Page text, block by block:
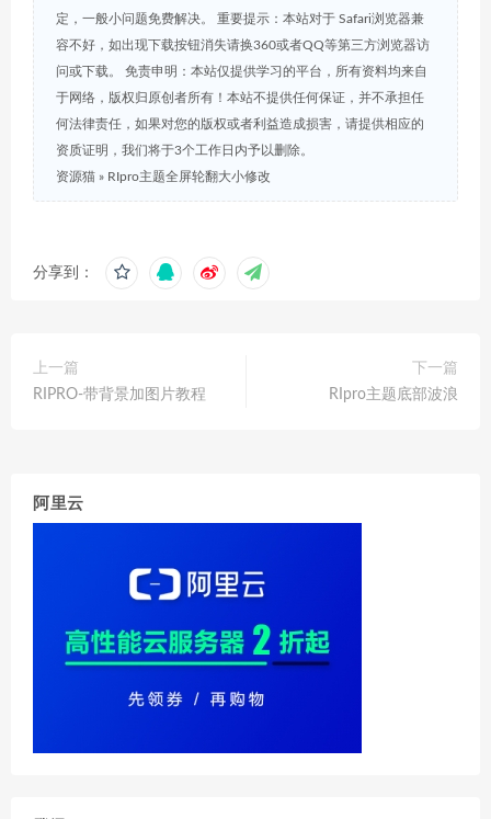
定，一般小问题免费解决。 重要提示：本站对于 Safari浏览器兼
容不好，如出现下载按钮消失请换360或者QQ等第三方浏览器访
问或下载。 免责申明：本站仅提供学习的平台，所有资料均来自
于网络，版权归原创者所有！本站不提供任何保证，并不承担任
何法律责任，如果对您的版权或者利益造成损害，请提供相应的
资质证明，我们将于3个工作日内予以删除。
资源猫 » RIpro主题全屏轮翻大小修改
分享到：
上一篇
RIPRO-带背景加图片教程
下一篇
RIpro主题底部波浪
阿里云